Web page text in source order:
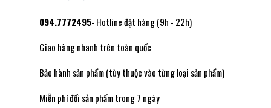
094.7772495- Hotline đặt hàng (9h - 22h)
Giao hàng nhanh trên toàn quốc
Bảo hành sản phẩm (tùy thuộc vào từng loại sản phẩm)
Miễn phí đổi sản phẩm trong 7 ngày